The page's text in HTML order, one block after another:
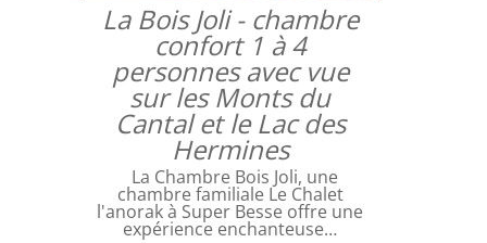
La Bois Joli - chambre
confort 1 à 4
personnes avec vue
sur les Monts du
Cantal et le Lac des
Hermines
La Chambre Bois Joli, une
chambre familiale Le Chalet
l'anorak à Super Besse offre une
expérience enchanteuse…